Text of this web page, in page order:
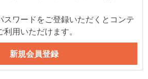
スワードをご登録いただくとコンテ
用いただけます。